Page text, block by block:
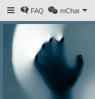
FAQ mChat